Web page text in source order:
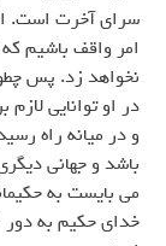
سرای آخرت است.
امر واقف باشیم
نخواهد زد. پس
در او توانایی
و در میانه راه
باشد و جهانی
می بایست به
خدای حکیم به